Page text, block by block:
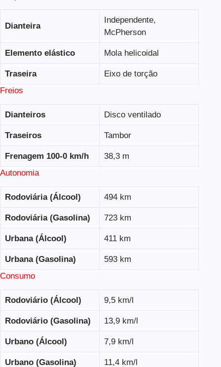
Dianteira
Independente,
McPherson
Elemento elástico Mola helicoidal
Traseira
Eixo de torção
Freios
Dianteiros Disco ventilado
Traseiros Tambor
Frenagem 100-0 km/h
38,3 m
Autonomia
Rodoviária (Álcool) 494 km
Rodoviária (Gasolina) 723 km
Urbana (Álcool) 411 km
Urbana (Gasolina)
593 km
Consumo
Rodoviário (Álcool) 9,5 km/l
Rodoviário (Gasolina) 13,9 km/l
Urbano (Álcool) 7,9 km/l
Urbano (Gasolina) 11,4 km/l